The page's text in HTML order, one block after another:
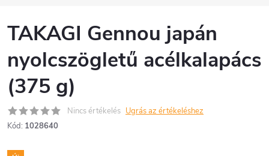
TAKAGI Gennou japán
nyolcszögletű acélkalapács
(375 g)
Nincs értékelés Ugrás az értékeléshez
Kód: 1028640